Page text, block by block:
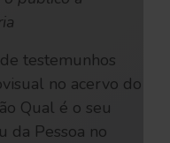
testemunhos
no acervo do
Qual é o seu
da Pessoa no